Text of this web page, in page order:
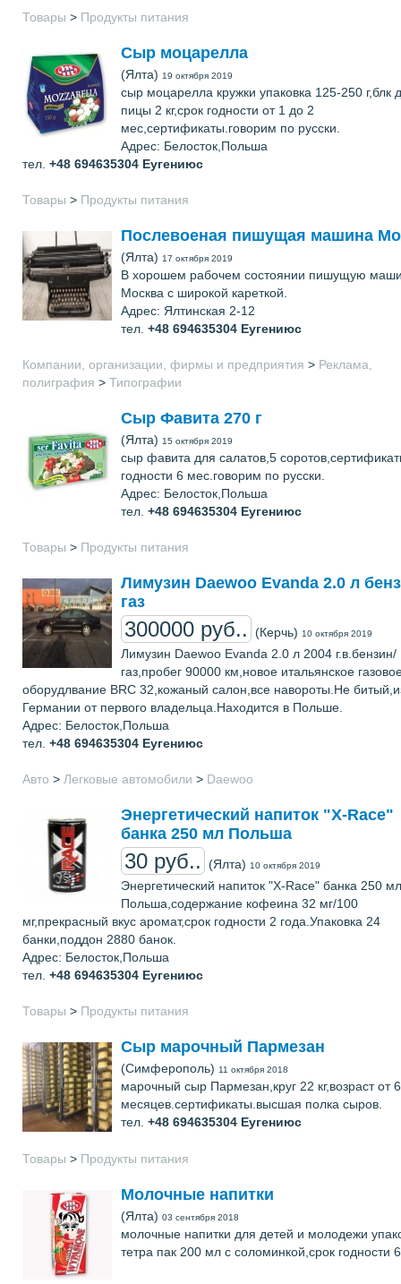
Товары > Продукты питания
Сыр моцарелла
(Ялта) 19 октября 2019
сыр моцарелла кружки упаковка 125-250 г,блк
пицы 2 кг,срок годности от 1 до 2
мес,сертификаты.говорим по русски.
Адрес: Белосток,Польша
тел. +48 694635304 Еугениюс
Товары > Продукты питания
Послевоеная пишущая машина
(Ялта) 17 октября 2019
В хорошем рабочем состоянии пишущую
Москва с широкой кареткой.
Адрес: Ялтинская 2-12
тел. +48 694635304 Еугениюс
Компании, организации, фирмы и предприятия > Реклама,
полиграфия > Типографии
Cыр Фавита 270 г
(Ялта) 15 октября 2019
сыр фавита для салатов,5
годности 6 мес.говорим по русски.
Адрес: Белосток,Польша
тел. +48 694635304 Еугениюс
Товары > Продукты питания
Лимузин Daewoo Evanda 2.0 л
газ
300000 руб.. (Керчь) 10 октября 2019
Лимузин Daewoo Evanda 2.0 л 2004 г.в.бензин/
газ,пробег 90000 км,новое итальянское
оборудлвание BRC 32,кожаный салон,все навороты.Не
Германии от первого владельца.Находится в Польше.
Адрес: Белосток,Польша
тел. +48 694635304 Еугениюс
Авто > Легковые автомобили > Daewoo
Энергетический напиток "X-Race"
банка 250 мл Польша
30 руб.. (Ялта) 10 октября 2019
Энергетический напиток "X-Race" банка 250 мл
Польша,содержание кофеина 32 мг/100
мг,прекрасный вкус аромат,срок годности 2 года.Упаковка 24
банки,поддон 2880 банок.
Адрес: Белосток,Польша
тел. +48 694635304 Еугениюс
Товары > Продукты питания
Сыр марочный Пармезан
(Симферополь) 11 октября 2018
марочный сыр Пармезан,круг 22 кг,возраст от
месяцев.сертификаты.высшая полка сыров.
тел. +48 694635304 Еугениюс
Товары > Продукты питания
Молочные напитки
(Ялта) 03 сентября 2018
молочные напитки для детей и молодежи
тетра пак 200 мл с соломинкой,срок годности 6